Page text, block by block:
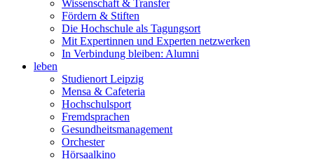
Wissenschaft & Transfer
Fördern & Stiften
Die Hochschule als Tagungsort
Mit Expertinnen und Experten netzwerken
In Verbindung bleiben: Alumni
leben
Studienort Leipzig
Mensa & Cafeteria
Hochschulsport
Fremdsprachen
Gesundheitsmanagement
Orchester
Hörsaalkino